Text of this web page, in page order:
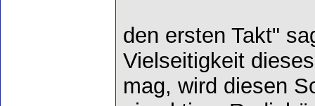
den ersten Takt"
Vielseitigkeit
mag, wird diesen